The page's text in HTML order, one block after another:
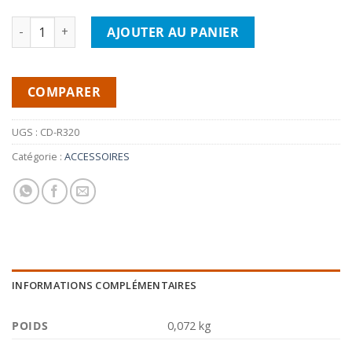
quantité de PIONEER CD-R320- Télécommande
AJOUTER AU PANIER
COMPARER
UGS : CD-R320
Catégorie : ACCESSOIRES
INFORMATIONS COMPLÉMENTAIRES
POIDS 0,072 kg